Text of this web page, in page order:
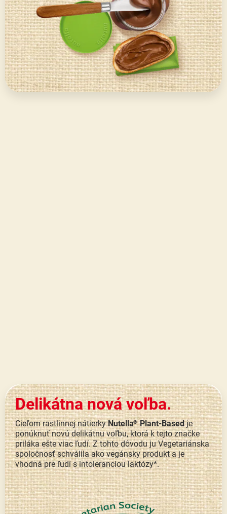
Delikátna nová voľba.
Cieľom rastlinnej nátierkyNutella®Plant-Basedje
ponúknuť novú delikátnu voľbu, ktorá k tejto značke
priláka ešte viac ľudí. Z tohto dôvodu ju Vegetariánska
spoločnosť schválila ako vegánsky produkt a je
vhodná pre ľudí s intoleranciou laktózy*.